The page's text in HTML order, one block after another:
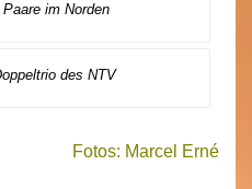
im Norden
des NTV
Fotos: Marcel Erné